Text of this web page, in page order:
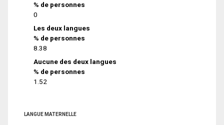
% de personnes
0
Les deux langues
% de personnes
8.38
Aucune des deux langues
% de personnes
1.52
LANGUE MATERNELLE